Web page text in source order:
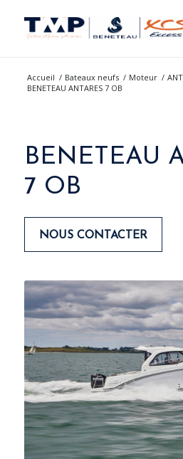
Accueil / Bateaux neufs / Moteur /
BENETEAU ANTARES 7 OB
BENETEAU
7 OB
NOUS CONTACTER